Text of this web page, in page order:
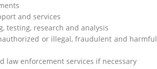
and services
testing, research and analysis
or illegal, fraudulent and harmful
law enforcement services if necessary